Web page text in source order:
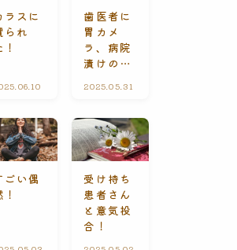
ラスに
られ
ご
と
歯医者に
胃カメ
ラ、病院
漬けの休
2025.05.31
C
o
n
t
ごい偶
受け持ち
患者さん
と意気投
合！